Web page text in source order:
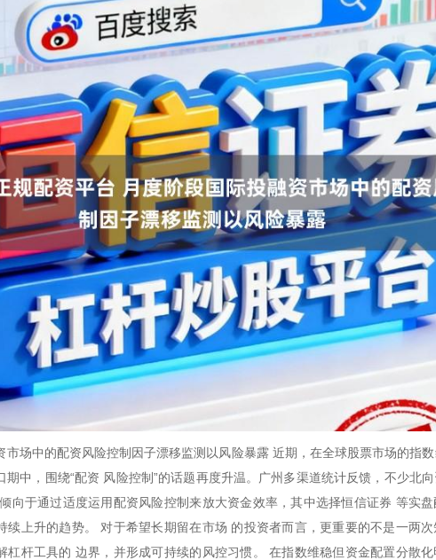
市场中的配资风险控制因子漂移监测以风险暴露 近期，在全球股票市场的指
期中，围绕“配资 风险控制”的话题再度升温。广州多渠道统计反馈，不少北
向于通过适度运用配资风险控制来放大资金效率，其中选择恒信证券 等实
续上升的趋势。 对于希望长期留在市场 的投资者而言，更重要的不是一两
杠杆工具的 边界，并形成可持续的风控习惯。 在指数维稳但资金配置分散